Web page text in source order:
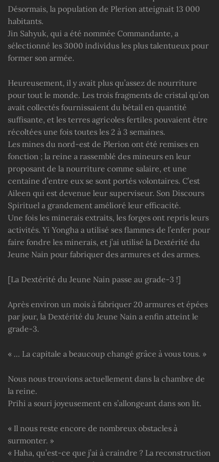
Désormais, la population de Plerion atteignait 13 000
habitants.
Jin Sahyuk, qui a été nommée Commandante, a
sélectionné les 3000 individus les plus talentueux pour
former son armée.
Heureusement, il y avait plus qu’assez de nourriture
pour tout le monde. Les trois fragments de cristal qu’on
avait collectés fournissaient du bétail en quantité
suffisante, et les terres agricoles fertiles pouvaient être
récoltées une fois toutes les 2 à 3 semaines.
Les mines du nord-est de Plerion ont été remises en
fonction ; la reine a rassemblé des mineurs en leur
proposant de la nourriture comme salaire, et une
centaine d’entre eux se sont portés volontaires. C’est
Aileen qui est devenue leur superviseur. Son Discours
Spirituel a grandement amélioré leur efficacité.
Une fois les minerais extraits, les forges ont repris leurs
activités. Yi Yongha a utilisé ses flammes de l’enfer pour
faire fondre les minerais, et j’ai utilisé la Dextérité du
Jeune Nain pour fabriquer des armures et des armes.
[La Dextérité du Jeune Nain passe au grade-3 !]
Après environ un mois à fabriquer 20 armures et épées
par jour, la Dextérité du Jeune Nain a enfin atteint le
grade-3.
« … La capitale a beaucoup changé grâce à vous tous. »
Nous nous trouvions actuellement dans la chambre de
la reine.
Prihi a souri joyeusement en s’allongeant dans son lit.
« Il nous reste encore de nombreux obstacles à
surmonter. »
« Haha, qu’est-ce que j’ai à craindre ? La reconstruction